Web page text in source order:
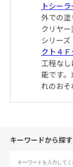
トシーラ
外での塗
クリヤ
シリーズ
クト４Ｆ
工程な
能です。
れのおそ
キーワードから探す